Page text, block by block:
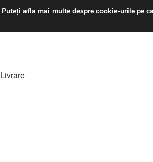
luni-vineri 9 a.m. -
Livrare
Puteți afla mai multe despre cookie-urile pe